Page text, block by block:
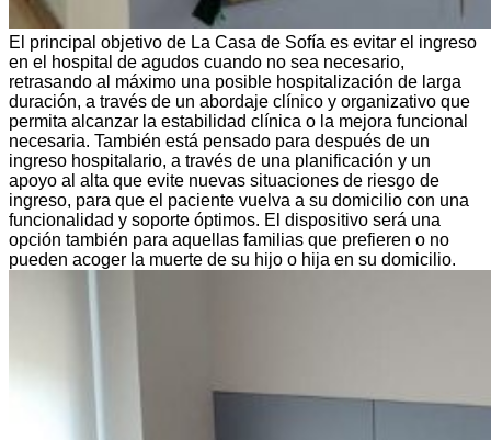
El principal objetivo de La Casa de Sofía es evitar el ingreso
en el hospital de agudos cuando no sea necesario,
retrasando al máximo una posible hospitalización de larga
duración, a través de un abordaje clínico y organizativo que
permita alcanzar la estabilidad clínica o la mejora funcional
necesaria. También está pensado para después de un
ingreso hospitalario, a través de una planificación y un
apoyo al alta que evite nuevas situaciones de riesgo de
ingreso, para que el paciente vuelva a su domicilio con una
funcionalidad y soporte óptimos. El dispositivo será una
opción también para aquellas familias que prefieren o no
pueden acoger la muerte de su hijo o hija en su domicilio.